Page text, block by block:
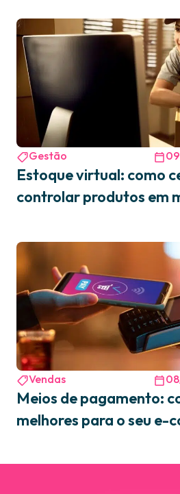
Gestão
Estoque virtual: como
controlar produtos em
Vendas
Meios de pagamento:
melhores para o seu e-